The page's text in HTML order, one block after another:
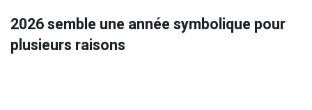
2026 semble une année symbolique pour
plusieurs raisons